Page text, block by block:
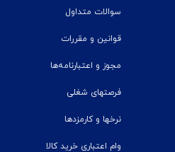
سوالات متداول
قوانین و مقررات
مجوز و اعتبارنامه‌ها
فرصتهای شغلی
نرخ‎ها و کارمزدها
وام اعتباری خرید کالا